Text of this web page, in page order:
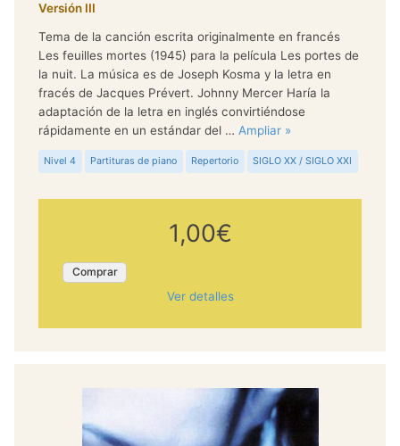
Versión III
Tema de la canción escrita originalmente en francés
Les feuilles mortes (1945) para la película Les portes de
la nuit. La música es de Joseph Kosma y la letra en
fracés de Jacques Prévert. Johnny Mercer Haría la
adaptación de la letra en inglés convirtiéndose
rápidamente en un estándar del … Ampliar »
Nivel 4 Partituras de piano Repertorio SIGLO XX / SIGLO XXI
1,00€
Comprar
Ver detalles